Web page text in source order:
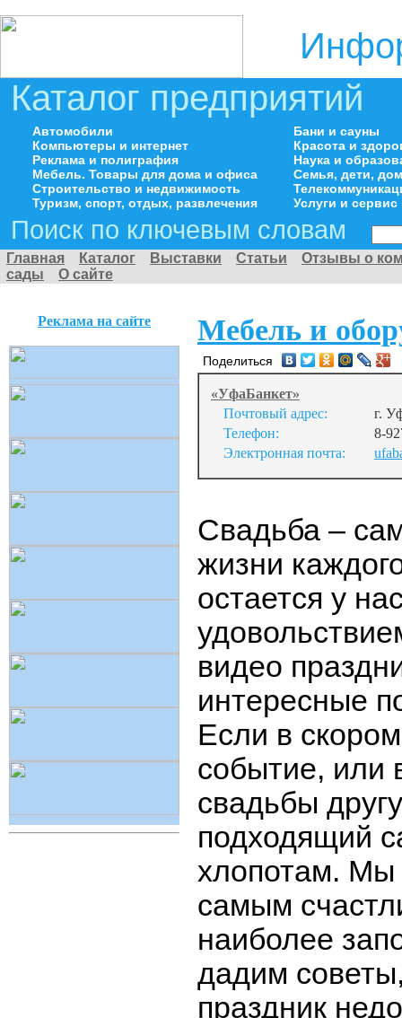
Каталог предприятий
Автомобили
Компьютеры и интернет
Реклама и полиграфия
Мебель. Товары для дома и офиса
Строительство и недвижимость
Туризм, спорт, отдых, развлечения
Бани и сауны
Красота и
Наука и
Семья, дети,
Услуги и сервис
Поиск по ключевым словам
Главная Каталог Выставки Статьи
Отзывы о
сады
О сайте
Реклама на сайте Мебель и
Поделиться
«УфаБанкет»
Почтовый адрес:
г.
Телефон:
8-
Электронная почта:
Свадьба –
жизни
остается у
видео
интересные
Если в
событие, или
свадьбы
подходящий
хлопотам. Мы
самым
наиболее
дадим
праздник